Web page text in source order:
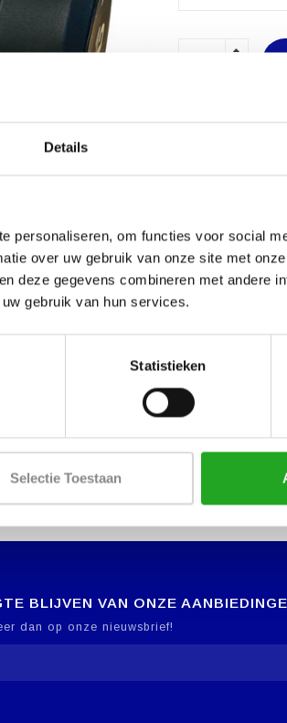
Details
personaliseren, om functies voor social
over uw gebruik van onze site met
deze gegevens combineren met andere
gebruik van hun services.
Statistieken
Selectie Toestaan
MEER DAN
BLIJVEN VAN ONZE
dan op onze nieuwsbrief!